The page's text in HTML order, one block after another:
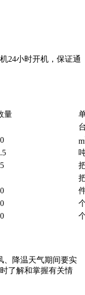
24小时开机，保证通
量
m
、降温天气期间要实
了解和掌握有关情